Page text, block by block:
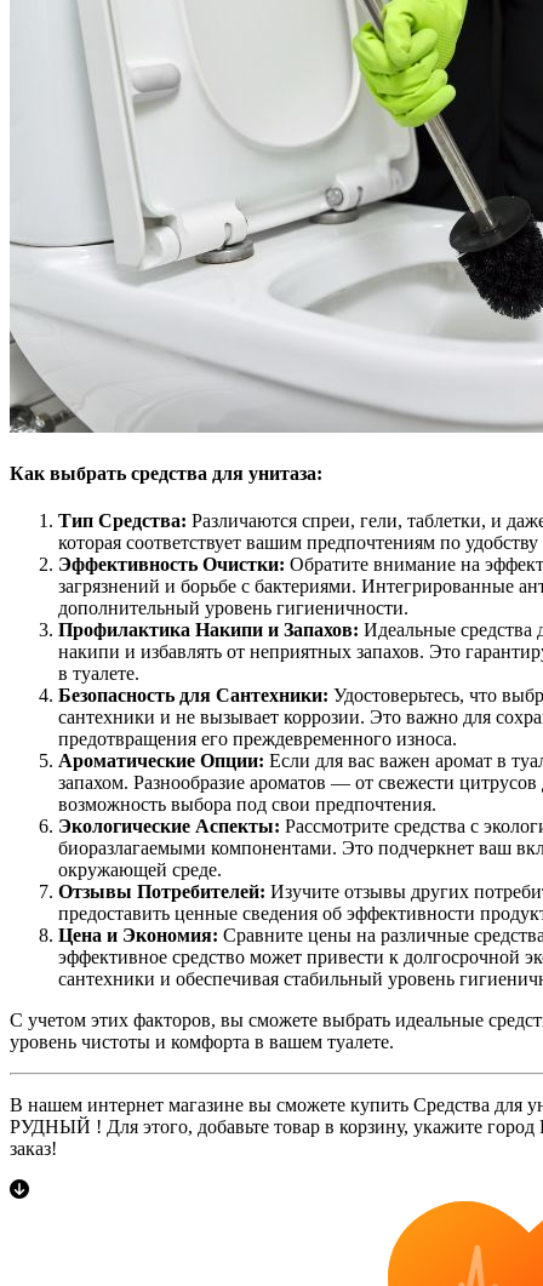
Как выбрать средства для унитаза:
Тип Средства: Различаются спреи, гели, таблетки, и
которая соответствует вашим предпочтениям по
Эффективность Очистки: Обратите внимание на
загрязнений и борьбе с бактериями. Интегрированные
дополнительный уровень гигиеничности.
Профилактика Накипи и Запахов: Идеальные средства
накипи и избавлять от неприятных запахов. Это
в туалете.
Безопасность для Сантехники: Удостоверьтесь, что
сантехники и не вызывает коррозии. Это важно для
предотвращения его преждевременного износа.
Ароматические Опции: Если для вас важен аромат в
запахом. Разнообразие ароматов — от свежести
возможность выбора под свои предпочтения.
Экологические Аспекты: Рассмотрите средства с
биоразлагаемыми компонентами. Это подчеркнет ваш
окружающей среде.
Отзывы Потребителей: Изучите отзывы других
предоставить ценные сведения об эффективности
Цена и Экономия: Сравните цены на различные
эффективное средство может привести к долгосрочной
сантехники и обеспечивая стабильный уровень
С учетом этих факторов, вы сможете выбрать идеальные
уровень чистоты и комфорта в вашем туалете.
В нашем интернет магазине вы сможете купить Средства для
РУДНЫЙ ! Для этого, добавьте товар в корзину, укажите
заказ!